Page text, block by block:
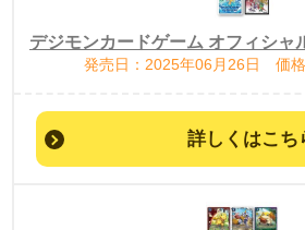
デジモンカードゲーム オフィシャ
発売日：2025年06月26日 価
詳しくはこち